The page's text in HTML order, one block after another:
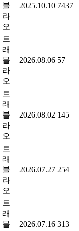
블
라
오
2025.10.10 7437
트
래
블
라
오
2026.08.06 57
트
래
블
라
오
2026.08.02 145
트
래
블
라
오
2026.07.27 254
트
래
블
2026.07.16 313